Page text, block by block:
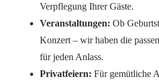
Verpflegung Ihrer Gäste.
Veranstaltungen: Ob
Konzert – wir haben die
für jeden Anlass.
Privatfeiern: Für gemütliche